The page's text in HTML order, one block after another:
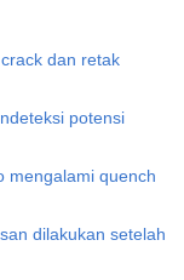
dan retak
potensi
mengalami quench
dilakukan setelah